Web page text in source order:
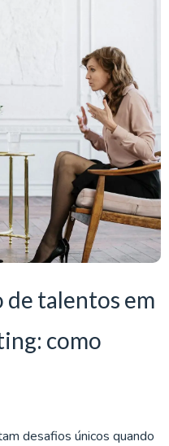
talentos em
como
desafios únicos quando